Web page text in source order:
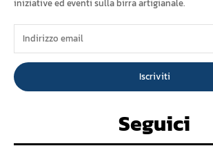
iniziative ed eventi sulla birra artigianale.
Iscriviti
Seguici